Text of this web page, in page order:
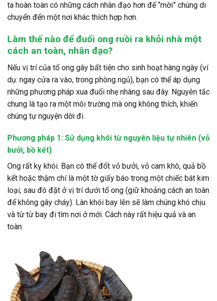
ta hoàn toàn có những cách nhân đạo hơn để “mời” chúng di
chuyển đến một nơi khác thích hợp hơn.
Làm thế nào để đuổi ong ruồi ra khỏi nhà một
cách an toàn, nhân đạo?
Nếu vị trí của tổ ong gây bất tiện cho sinh hoạt hàng ngày (ví
dụ: ngay cửa ra vào, trong phòng ngủ), bạn có thể áp dụng
những phương pháp xua đuổi nhẹ nhàng sau đây. Nguyên tắc
chung là tạo ra một môi trường mà ong không thích, khiến
chúng tự nguyện dời đi.
Phương pháp 1: Sử dụng khói từ nguyên liệu tự nhiên (vỏ
bưởi, bồ kết)
Ong rất kỵ khói. Bạn có thể đốt vỏ bưởi, vỏ cam khô, quả bồ
kết hoặc thậm chí là một tờ giấy báo trong một chiếc bát kim
loại, sau đó đặt ở vị trí dưới tổ ong (giữ khoảng cách an toàn
để không gây cháy). Làn khói bay lên sẽ làm chúng khó chịu
và từ từ bay đi tìm nơi ở mới. Cách này rất hiệu quả và an
toàn.